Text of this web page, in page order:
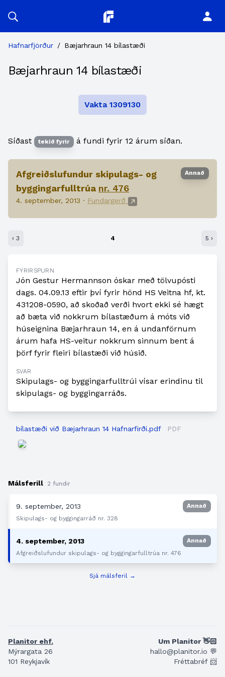
Planitor
Hafnarfjörður / Bæjarhraun 14 bílastæði
Bæjarhraun 14 bílastæði
Vakta 1309130
Síðast tekið fyrir á fundi fyrir 12 árum síðan.
Afgreiðslufundur skipulags- og
byggingarfulltrúa nr. 476
4. september, 2013 · Fundargerð
Annað
‹ 3 4 5 ›
FYRIRSPURN
Jón Gestur Hermannson óskar með tölvupósti
dags. 04.09.13 eftir því fyrir hönd HS Veitna hf, kt.
431208-0590, að skoðað verði hvort ekki sé hægt
að bæta við nokkrum bílastæðum á móts við
húseignina Bæjarhraun 14, en á undanförnum
árum hafa HS-veitur nokkrum sinnum bent á
þörf fyrir fleiri bílastæði við húsið.
SVAR
Skipulags- og byggingarfulltrúi vísar erindinu til
skipulags- og byggingarráðs.
bílastæði við Bæjarhraun 14 Hafnarfirði.pdf PDF
Málsferill 2 fundir
9. september, 2013
Annað
Skipulags- og byggingarráð nr. 328
4. september, 2013
Annað
Afgreiðslufundur skipulags- og byggingarfulltrúa nr. 476
Sjá málsferil →
Planitor ehf.
Mýrargata 26
101 Reykjavík
Um Planitor 👋🏻
hallo@planitor.io 💬
Fréttabréf 📨